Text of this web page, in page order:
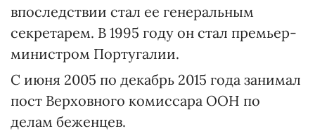
впоследствии стал ее генеральным
секретарем. В 1995 году он стал премьер-
министром Португалии.
С июня 2005 по декабрь 2015 года занимал
пост Верховного комиссара ООН по
делам беженцев.